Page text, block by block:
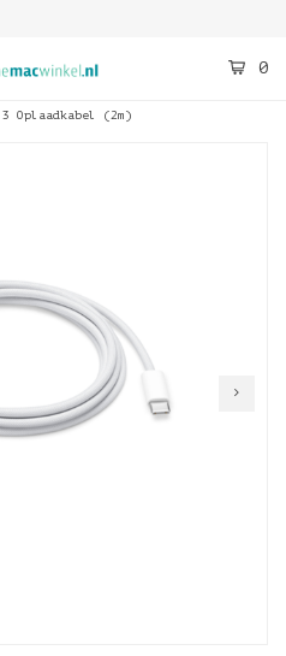
0
3 Oplaadkabel (2m)